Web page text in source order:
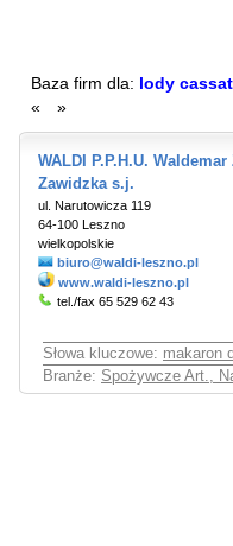
Baza firm dla: lody
«
»
WALDI P.P.H.U.
Zawidzka s.j.
ul. Narutowicza 119
64-100 Leszno
wielkopolskie
biuro@waldi-leszno.pl
www.waldi-leszno.pl
tel./fax 65 529 62 43
Słowa kluczowe: makaron
Branże: Spożywcze Art.,